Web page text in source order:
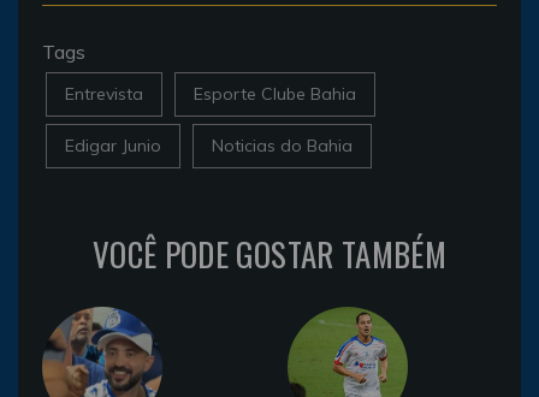
Tags
Entrevista Esporte Clube Bahia
Edigar Junio Noticias do Bahia
VOCÊ PODE GOSTAR TAMBÉM